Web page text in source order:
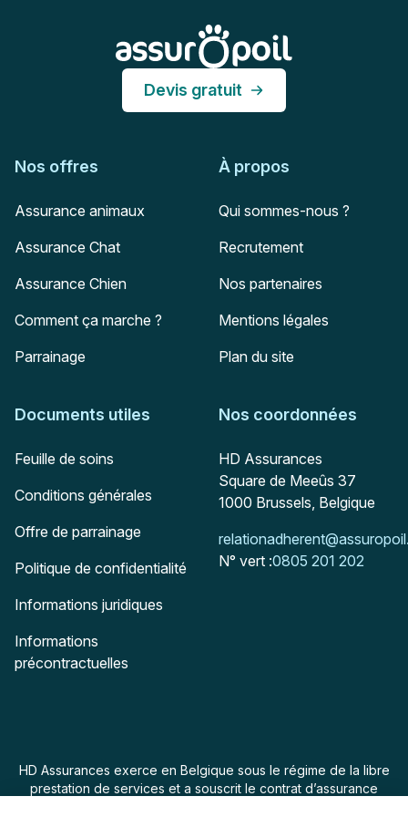
Devis gratuit
Nos offres
Assurance animaux
Assurance Chat
Assurance Chien
Comment ça marche ?
Parrainage
À propos
Qui sommes-nous ?
Recrutement
Nos partenaires
Mentions légales
Plan du site
Documents utiles
Feuille de soins
Conditions générales
Offre de parrainage
Politique de confidentialité
Informations juridiques
Informations
précontractuelles
Nos coordonnées
Adresse postale
HD Assurances
Square de Meeûs 37
1000 Brussels, Belgique
Mail :
N° vert :0805 201 202
HD Assurances exerce en Belgique sous le régime de la libre
prestation de services et a souscrit le contrat d’assurance